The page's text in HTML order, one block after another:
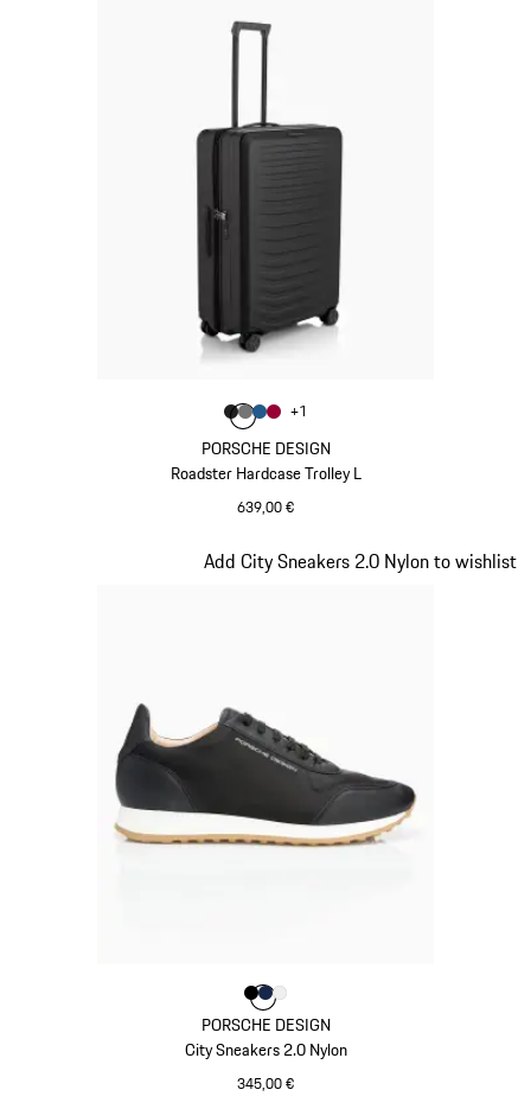
PORSCHE DESIGN
Roadster Hardcase Trolley L
639,00 €
Couleur
Couleur Noir Mat
CouleurGris Nardo
Couleur
Couleur
+1
PORSCHE DESIGN
City Sneakers 2.0 Nylon
345,00 €
Add City Sneakers 2.0 Nylon to wishlist
Couleur
Couleur
Couleur
Couleur